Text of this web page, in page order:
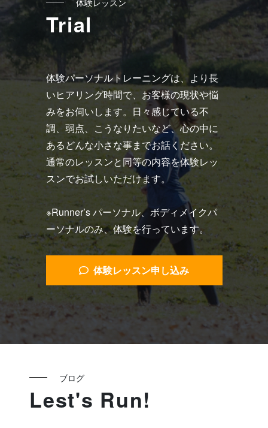
体験レッスン
Trial
体験パーソナルトレーニングは、より長
いヒアリング時間で、お客様の現状や悩
みをお伺いします。日々感じている不
調、弱点、こうなりたいなど、心の中に
あるどんな小さな事までお話ください。
通常のレッスンと同等の内容を体験レッ
スンでお試しいただけます。
※Runner’s パーソナル、ボディメイクパ
ーソナルのみ、体験を行っています。
体験レッスン申し込み
ブログ
Lest's Run!